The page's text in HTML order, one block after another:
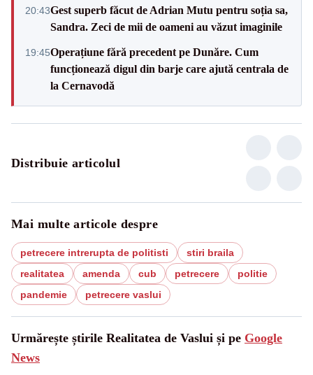
20:43Gest superb făcut de Adrian Mutu pentru soția sa,
Sandra. Zeci de mii de oameni au văzut imaginile
19:45Operațiune fără precedent pe Dunăre. Cum
funcționează digul din barje care ajută centrala de
la Cernavodă
Distribuie articolul
Mai multe articole despre
petrecere intrerupta de politisti
stiri braila
realitatea
amenda cub petrecere
politie
pandemie
petrecere vaslui
Urmărește știrile Realitatea de Vaslui și pe Google
News